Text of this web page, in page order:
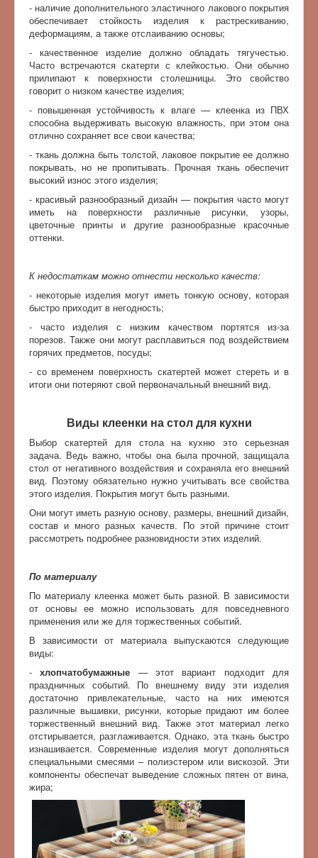
- наличие дополнительного эластичного лакового покрытия
обеспечивает стойкость изделия к растрескиванию,
деформациям, а также отслаиванию основы;
- качественное изделие должно обладать тягучестью.
Часто встречаются скатерти с клейкостью. Они обычно
прилипают к поверхности столешницы. Это свойство
говорит о низком качестве изделия;
- повышенная устойчивость к влаге — клеенка из ПВХ
способна выдерживать высокую влажность, при этом она
отлично сохраняет все свои качества;
- ткань должна быть толстой, лаковое покрытие ее должно
покрывать, но не пропитывать. Прочная ткань обеспечит
высокий износ этого изделия;
- красивый разнообразный дизайн — покрытия часто могут
иметь на поверхности различные рисунки, узоры,
цветочные принты и другие разнообразные красочные
оттенки.
К недостаткам можно отнести несколько качеств:
- некоторые изделия могут иметь тонкую основу, которая
быстро приходит в негодность;
- часто изделия с низким качеством портятся из-за
порезов. Также они могут расплавиться под воздействием
горячих предметов, посуды;
- со временем поверхность скатертей может стереть и в
итоги они потеряют свой первоначальный внешний вид.
Виды клеенки на стол для кухни
Выбор скатертей для стола на кухню это серьезная
задача. Ведь важно, чтобы она была прочной, защищала
стол от негативного воздействия и сохраняла его внешний
вид. Поэтому обязательно нужно учитывать все свойства
этого изделия. Покрытия могут быть разными.
Они могут иметь разную основу, размеры, внешний дизайн,
состав и много разных качеств. По этой причине стоит
рассмотреть подробнее разновидности этих изделий.
По материалу
По материалу клеенка может быть разной. В зависимости
от основы ее можно использовать для повседневного
применения или же для торжественных событий.
В зависимости от материала выпускаются следующие
виды:
-хлопчатобумажные — этот вариант подходит для
праздничных событий. По внешнему виду эти изделия
достаточно привлекательные, часто на них имеются
различные вышивки, рисунки, которые придают им более
торжественный внешний вид. Также этот материал легко
отстирывается, разглаживается. Однако, эта ткань быстро
изнашивается. Современные изделия могут дополняться
специальными смесями – полиэстером или вискозой. Эти
компоненты обеспечат выведение сложных пятен от вина,
жира;